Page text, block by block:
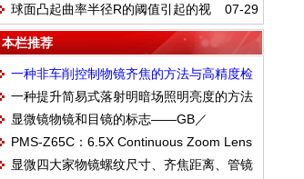
畸变（馒头状）——角度差相对比值Δθ07-29
球面凸起曲率半径R的阈值引起的视
差角小于人眼阈值时无法分辨“凸面”与“平
面”——R>K*(H/L)
本栏推荐
一种非车削控制物镜齐焦的方法与高精度检
测工装
一种提升简易式落射明暗场照明亮度的方法
显微镜物镜和目镜的标志——GB／
T_22056-2018
PMS-Z65C：6.5X Continuous Zoom Lens
显微四大家物镜螺纹尺寸、齐焦距离、管镜